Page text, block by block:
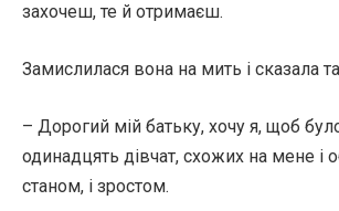
захочеш, те й отримаєш.
Замислилася вона на мить і сказала
– Дорогий мій батьку, хочу я, щоб
одинадцять дівчат, схожих на мене і
станом, і зростом.